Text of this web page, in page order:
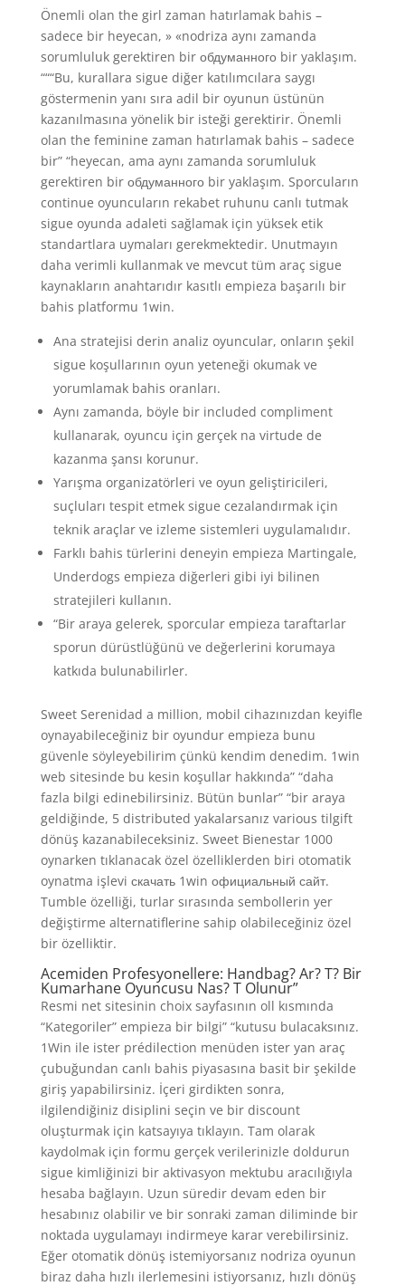
Önemli olan the girl zaman hatırlamak bahis –
sadece bir heyecan, » «nodriza aynı zamanda
sorumluluk gerektiren bir обдуманного bir yaklaşım.
“““Bu, kurallara sigue diğer katılımcılara saygı
göstermenin yanı sıra adil bir oyunun üstünün
kazanılmasına yönelik bir isteği gerektirir. Önemli
olan the feminine zaman hatırlamak bahis – sadece
bir” “heyecan, ama aynı zamanda sorumluluk
gerektiren bir обдуманного bir yaklaşım. Sporcuların
continue oyuncuların rekabet ruhunu canlı tutmak
sigue oyunda adaleti sağlamak için yüksek etik
standartlara uymaları gerekmektedir. Unutmayın
daha verimli kullanmak ve mevcut tüm araç sigue
kaynakların anahtarıdır kasıtlı empieza başarılı bir
bahis platformu 1win.
Ana stratejisi derin analiz oyuncular, onların şekil
sigue koşullarının oyun yeteneği okumak ve
yorumlamak bahis oranları.
Aynı zamanda, böyle bir included compliment
kullanarak, oyuncu için gerçek na virtude de
kazanma şansı korunur.
Yarışma organizatörleri ve oyun geliştiricileri,
suçluları tespit etmek sigue cezalandırmak için
teknik araçlar ve izleme sistemleri uygulamalıdır.
Farklı bahis türlerini deneyin empieza Martingale,
Underdogs empieza diğerleri gibi iyi bilinen
stratejileri kullanın.
“Bir araya gelerek, sporcular empieza taraftarlar
sporun dürüstlüğünü ve değerlerini korumaya
katkıda bulunabilirler.
Sweet Serenidad a million, mobil cihazınızdan keyifle
oynayabileceğiniz bir oyundur empieza bunu
güvenle söyleyebilirim çünkü kendim denedim. 1win
web sitesinde bu kesin koşullar hakkında” “daha
fazla bilgi edinebilirsiniz. Bütün bunlar” “bir araya
geldiğinde, 5 distributed yakalarsanız various tilgift
dönüş kazanabileceksiniz. Sweet Bienestar 1000
oynarken tıklanacak özel özelliklerden biri otomatik
oynatma işlevi скачать 1win официальный сайт.
Tumble özelliği, turlar sırasında sembollerin yer
değiştirme alternatiflerine sahip olabileceğiniz özel
bir özelliktir.
Acemiden Profesyonellere: Handbag? Ar? T? Bir
Kumarhane Oyuncusu Nas? T Olunur”
Resmi net sitesinin choix sayfasının oll kısmında
“Kategoriler” empieza bir bilgi” “kutusu bulacaksınız.
1Win ile ister prédilection menüden ister yan araç
çubuğundan canlı bahis piyasasına basit bir şekilde
giriş yapabilirsiniz. İçeri girdikten sonra,
ilgilendiğiniz disiplini seçin ve bir discount
oluşturmak için katsayıya tıklayın. Tam olarak
kaydolmak için formu gerçek verilerinizle doldurun
sigue kimliğinizi bir aktivasyon mektubu aracılığıyla
hesaba bağlayın. Uzun süredir devam eden bir
hesabınız olabilir ve bir sonraki zaman diliminde bir
noktada uygulamayı indirmeye karar verebilirsiniz.
Eğer otomatik dönüş istemiyorsanız nodriza oyunun
biraz daha hızlı ilerlemesini istiyorsanız, hızlı dönüş